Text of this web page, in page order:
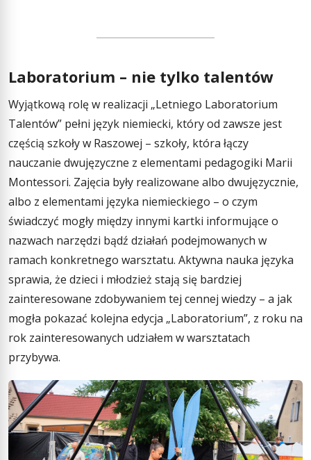
Laboratorium – nie tylko talentów
Wyjątkową rolę w realizacji „Letniego Laboratorium
Talentów” pełni język niemiecki, który od zawsze jest
częścią szkoły w Raszowej – szkoły, która łączy
nauczanie dwujęzyczne z elementami pedagogiki Marii
Montessori. Zajęcia były realizowane albo dwujęzycznie,
albo z elementami języka niemieckiego – o czym
świadczyć mogły między innymi kartki informujące o
nazwach narzędzi bądź działań podejmowanych w
ramach konkretnego warsztatu. Aktywna nauka języka
sprawia, że dzieci i młodzież stają się bardziej
zainteresowane zdobywaniem tej cennej wiedzy – a jak
mogła pokazać kolejna edycja „Laboratorium”, z roku na
rok zainteresowanych udziałem w warsztatach
przybywa.